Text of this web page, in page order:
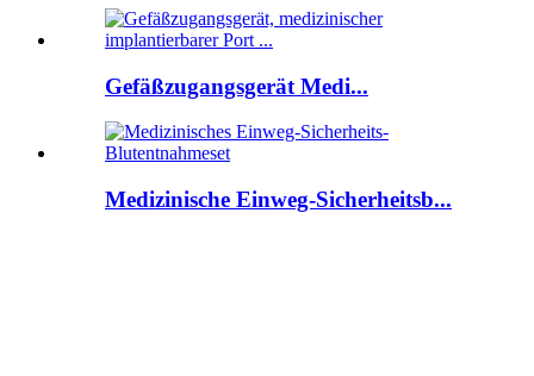
Gefäßzugangsgerät Medi...
Medizinische Einweg-Sicherheitsb...